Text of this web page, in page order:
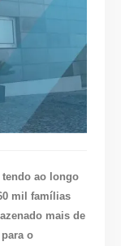
tendo ao longo
mil famílias
mais de
o